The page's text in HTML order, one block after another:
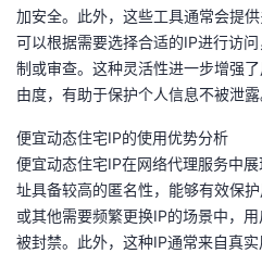
加安全。此外，这些工具通常会提
可以根据需要选择合适的IP进行访
制或审查。这种灵活性进一步增强
由度，有助于保护个人信息不被泄露
便宜动态住宅IP的使用优势分析
便宜动态住宅IP在网络代理服务中
址具备较高的匿名性，能够有效保
或其他需要频繁更换IP的场景中，
被封禁。此外，这种IP通常来自真